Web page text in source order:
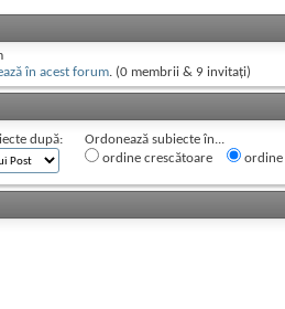
în acest forum. (0 membrii & 9 invitaţi)
după:
Ordonează subiecte în...
ordine crescătoare
ordine